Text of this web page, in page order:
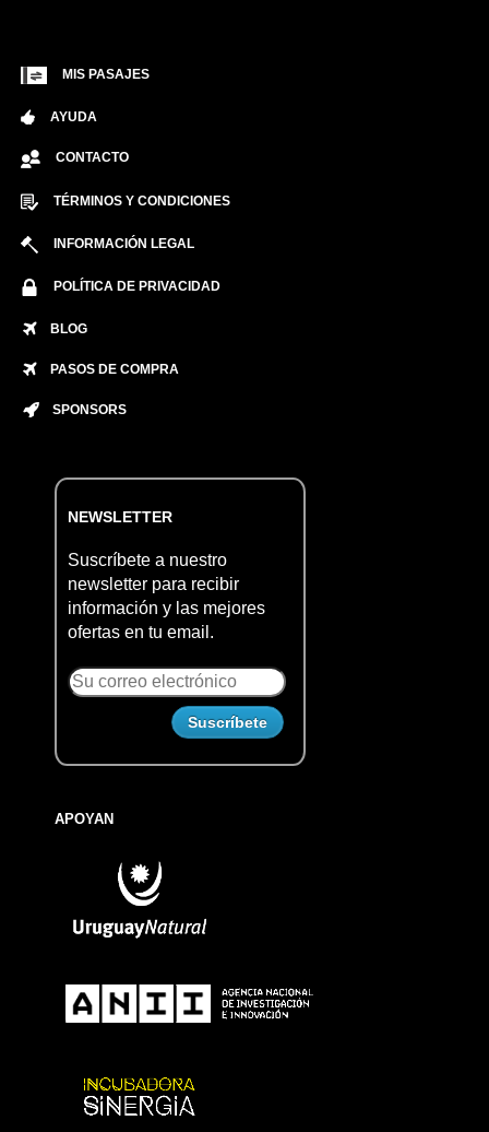
MIS PASAJES
AYUDA
CONTACTO
TÉRMINOS Y CONDICIONES
INFORMACIÓN LEGAL
POLÍTICA DE PRIVACIDAD
BLOG
PASOS DE COMPRA
SPONSORS
NEWSLETTER
Suscríbete a nuestro
newsletter para recibir
información y las mejores
ofertas en tu email.
APOYAN